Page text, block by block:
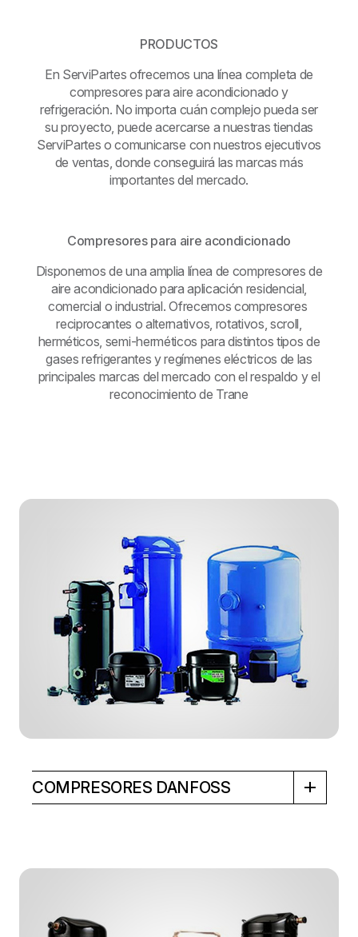
PRODUCTOS
En ServiPartes ofrecemos una línea completa de
compresores para aire acondicionado y
refrigeración. No importa cuán complejo pueda ser
su proyecto, puede acercarse a nuestras tiendas
ServiPartes o comunicarse con nuestros ejecutivos
de ventas, donde conseguirá las marcas más
importantes del mercado.
Compresores para aire acondicionado
Disponemos de una amplia línea de compresores de
aire acondicionado para aplicación residencial,
comercial o industrial. Ofrecemos compresores
reciprocantes o alternativos, rotativos, scroll,
herméticos, semi-herméticos para distintos tipos de
gases refrigerantes y regímenes eléctricos de las
principales marcas del mercado con el respaldo y el
reconocimiento de Trane
COMPRESORES DANFOSS